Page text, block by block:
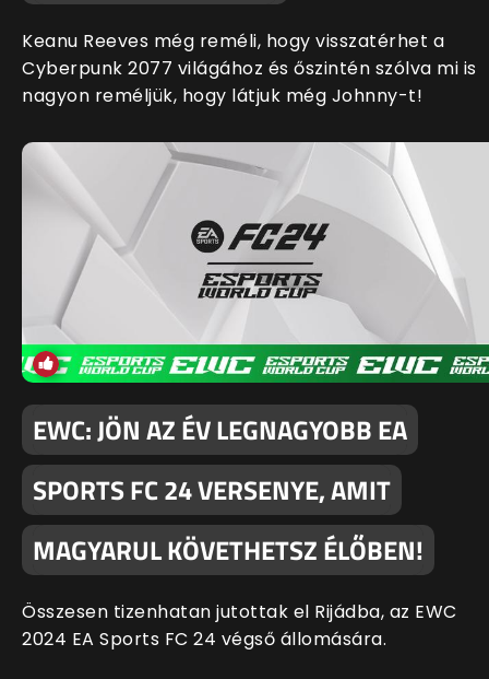
Keanu Reeves még reméli, hogy visszatérhet a
Cyberpunk 2077 világához és őszintén szólva mi is
nagyon reméljük, hogy látjuk még Johnny-t!
EWC: JÖN AZ ÉV LEGNAGYOBB EA
SPORTS FC 24 VERSENYE, AMIT
MAGYARUL KÖVETHETSZ ÉLŐBEN!
Összesen tizenhatan jutottak el Rijádba, az EWC
2024 EA Sports FC 24 végső állomására.